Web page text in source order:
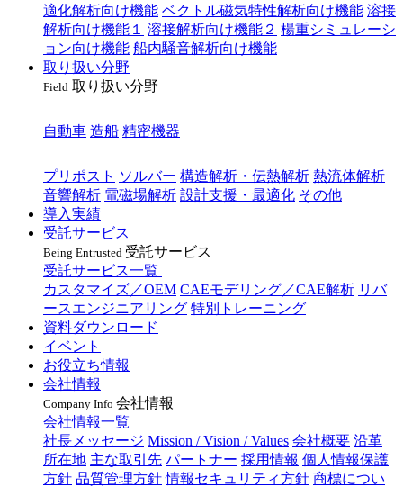
適化解析向け機能 ベクトル磁気特性解析向け機能 溶接
解析向け機能１
溶接解析向け機能２ 楊重シミュレーシ
ョン向け機能 船内騒音解析向け機能
取り扱い分野
Field 取り扱い分野
自動車 造船 精密機器
プリポスト ソルバー 構造解析・伝熱解析 熱流体解析
音響解析 電磁場解析 設計支援・最適化 その他
導入実績
受託サービス
Being Entrusted 受託サービス
受託サービス一覧
カスタマイズ／OEM CAEモデリング／CAE解析 リバ
ースエンジニアリング 特別トレーニング
資料ダウンロード
イベント
お役立ち情報
会社情報
Company Info 会社情報
会社情報一覧
社長メッセージ Mission / Vision / Values 会社概要 沿革
所在地 主な取引先 パートナー 採用情報 個人情報保護
方針 品質管理方針 情報セキュリティ方針 商標につい